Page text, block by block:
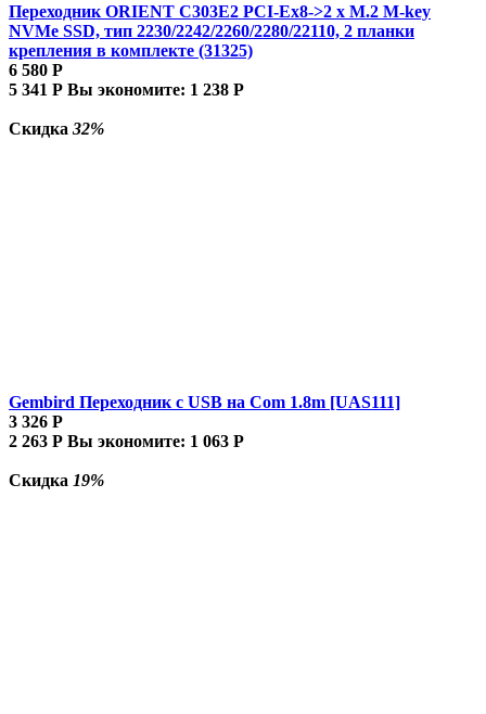
Переходник ORIENT C303E2 PCI-Ex8->2 x M.2 M-key
NVMe SSD, тип 2230/2242/2260/2280/22110, 2 планки
крепления в комплекте (31325)
6 580 Р
5 341 Р Вы экономите: 1 238 Р
Скидка 32%
Gembird Переходник с USB на Com 1.8m [UAS111]
3 326 Р
2 263 Р Вы экономите: 1 063 Р
Скидка 19%